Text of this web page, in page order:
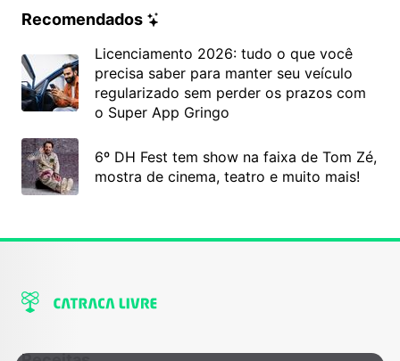
Recomendados
Licenciamento 2026: tudo o que você
precisa saber para manter seu veículo
regularizado sem perder os prazos com
o Super App Gringo
6º DH Fest tem show na faixa de Tom Zé,
mostra de cinema, teatro e muito mais!